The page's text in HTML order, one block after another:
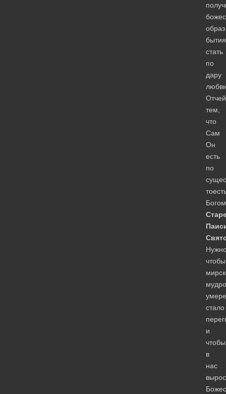
образ
стать
по
дару
Отчей
тем,
что
Сам
Он
есть
по
чтобы
стало
и
чтобы
в
нас